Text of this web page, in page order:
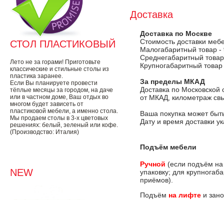
СТОЛ ПЛАСТИКОВЫЙ
Лето не за горами! Приготовьте
классические и стильные столы из
пластика заранее.
Если Вы планируете провести
тёплые месяцы за городом, на даче
или в частном доме, Ваш отдых во
многом будет зависеть от
пластиковой мебели, а именно стола.
Мы продаем столы в 3-х цветовых
решениях: белый, зеленый или кофе.
(Производство: Италия)
NEW
Доставка
Доставка по Москве
Стоимость доставки
Малогабаритный товар -
Среднегабаритный
Крупногабаритный
За пределы МКАД
Доставка по
от МКАД, километраж
Ваша покупка может
Дату и время доставки
Подъём мебели
Ручной (если подъём
упаковку; для
приёмов).
Подъём на лифте и